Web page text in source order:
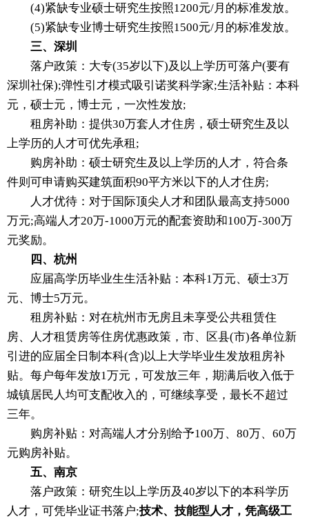
(4)紧缺专业硕士研究生按照1200元/月的标准发放。
(5)紧缺专业博士研究生按照1500元/月的标准发放。
三、深圳
落户政策：大专(35岁以下)及以上学历可落户(要有
深圳社保);弹性引才模式吸引诺奖科学家;生活补贴：本科
元，硕士元，博士元，一次性发放;
租房补助：提供30万套人才住房，硕士研究生及以
上学历的人才可优先承租;
购房补助：硕士研究生及以上学历的人才，符合条
件则可申请购买建筑面积90平方米以下的人才住房;
人才优待：对于国际顶尖人才和团队最高支持5000
万元;高端人才20万-1000万元的配套资助和100万-300万
元奖励。
四、杭州
应届高学历毕业生生活补贴：本科1万元、硕士3万
元、博士5万元。
租房补贴：对在杭州市无房且未享受公共租赁住
房、人才租赁房等住房优惠政策，市、区县(市)各单位新
引进的应届全日制本科(含)以上大学毕业生发放租房补
贴。每户每年发放1万元，可发放三年，期满后收入低于
城镇居民人均可支配收入的，可继续享受，最长不超过
三年。
购房补贴：对高端人才分别给予100万、80万、60万
元购房补贴。
五、南京
落户政策：研究生以上学历及40岁以下的本科学历
人才，可凭毕业证书落户;技术、技能型人才，凭高级工